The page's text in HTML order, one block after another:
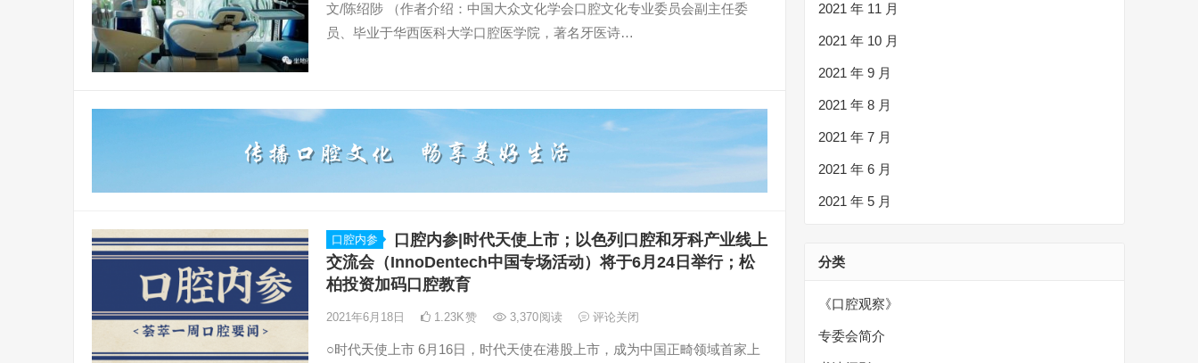
文/陈绍陟 （作者介绍：中国大众文化学会口腔文化专业委员会副主任委
员、毕业于华西医科大学口腔医学院，著名牙医诗…
口腔内参
口腔内参|时代天使上市；以色列口腔和牙科产业线上
交流会（InnoDentech中国专场活动）将于6月24日举行；松
柏投资加码口腔教育
2021年6月18日 1.23K赞 3,370阅读 评论关闭
○时代天使上市 6月16日，时代天使在港股上市，成为中国正畸领域首家上
2021 年 11 月
2021 年 10 月
2021 年 9 月
2021 年 8 月
2021 年 7 月
2021 年 6 月
2021 年 5 月
分类
《口腔观察》
专委会简介